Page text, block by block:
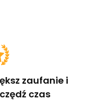
zaufanie i
czas